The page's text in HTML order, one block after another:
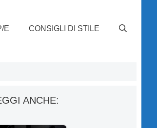
E CONSIGLI DI STILE
ANCHE: